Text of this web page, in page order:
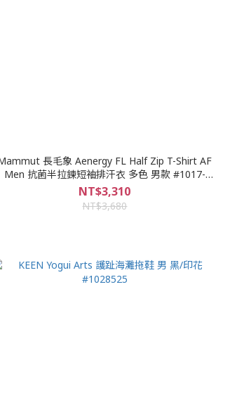
長毛象 Aenergy FL Half Zip T-Shirt AF
Men 抗菌半拉鍊短袖排汗衣 多色 男款 #1017-
04920
NT$3,310
NT$3,680